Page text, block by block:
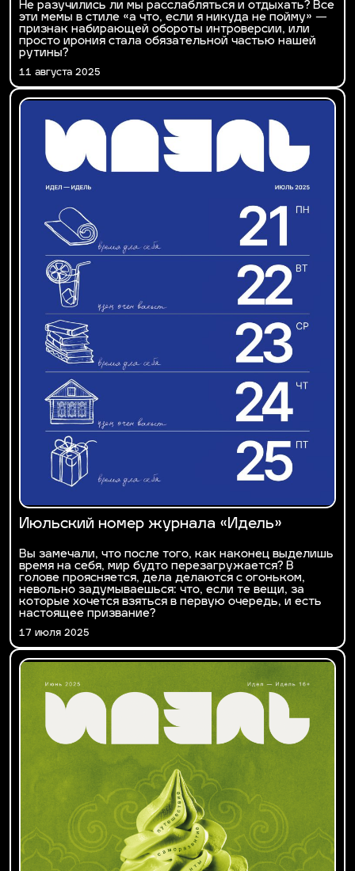
Не разучились ли мы расслабляться и отдыхать? Все
эти мемы в стиле «а что, если я никуда не пойму» —
признак набирающей обороты интроверсии, или
просто ирония стала обязательной частью нашей
рутины?
11 августа 2025
Июльский номер журнала «Идель»
Вы замечали, что после того, как наконец выделишь
время на себя, мир будто перезагружается? В
голове проясняется, дела делаются с огоньком,
невольно задумываешься: что, если те вещи, за
которые хочется взяться в первую очередь, и есть
настоящее призвание?
17 июля 2025